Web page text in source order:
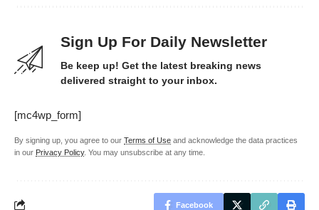
Sign Up For Daily Newsletter
Be keep up! Get the latest breaking news
delivered straight to your inbox.
[mc4wp_form]
By signing up, you agree to our Terms of Use and acknowledge the data practices
in our Privacy Policy. You may unsubscribe at any time.
Facebook